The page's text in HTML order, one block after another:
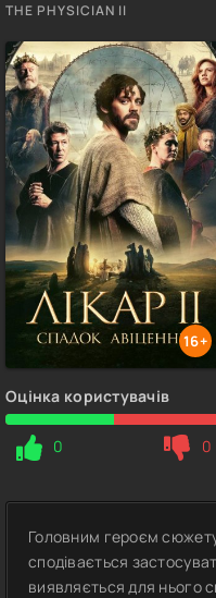
THE PHYSICIAN II
16+
Оцінка користувачів
0 0
Головним героєм сюжету
сподівається
виявляється для нього